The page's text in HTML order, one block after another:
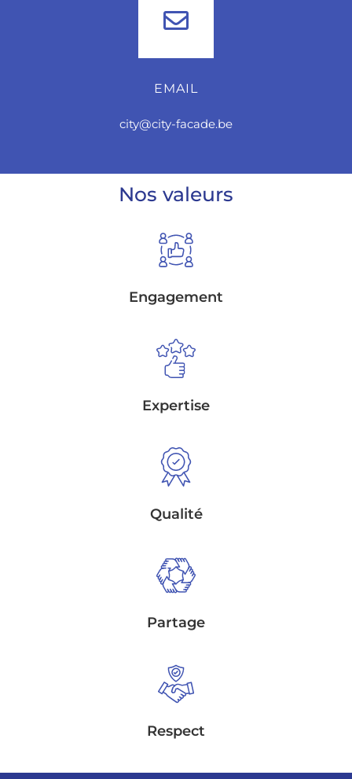
EMAIL
city@city-facade.be
Nos valeurs
Engagement
Expertise
Qualité
Partage
Respect